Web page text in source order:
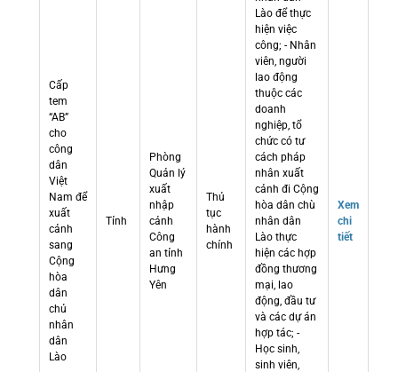
Cấp
tem
“AB”
cho
công
dân
Việt
Nam để
xuất
cảnh
sang
Cộng
hòa
dân
chủ
nhân
dân
Lào
Tỉnh
Phòng
Quản lý
xuất
nhập
cảnh
Công
an tỉnh
Hưng
Yên
Thủ
tục
hành
chính
Lào để thực
hiện việc
công; - Nhân
viên, người
lao động
thuộc các
doanh
nghiệp, tổ
chức có tư
cách pháp
nhân xuất
cảnh đi Cộng
hòa dân chù
nhân dân
Lào thực
hiện các hợp
đồng thương
mại, lao
động, đầu tư
và các dự án
hợp tác; -
Học sinh,
sinh viên,
Xem
chi
tiết